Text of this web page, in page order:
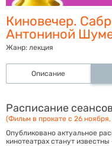
Киновечер.
Антониной
Жанр: лекция
Описание
Расписание
(Фильм в прокате с 26
Опубликовано актуальное
кинотеатрах станут